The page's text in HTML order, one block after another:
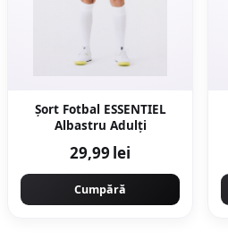
Șort Fotbal ESSENTIEL
Albastru Adulţi
29,99 lei
Cumpără